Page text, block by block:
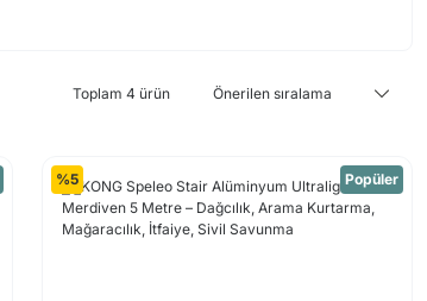
Toplam 4 ürün
%5 Popüler